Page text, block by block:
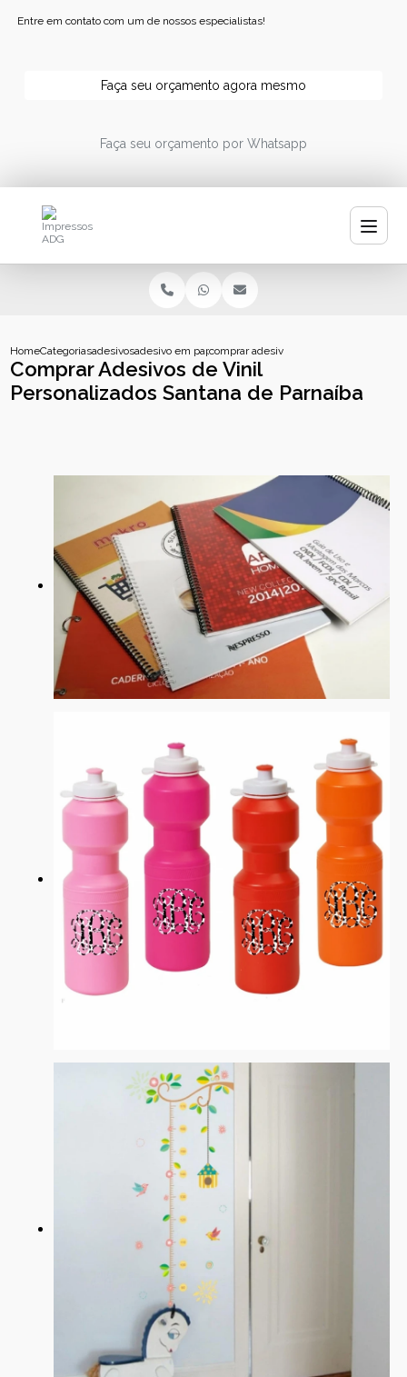
Entre em contato com um de nossos especialistas!
Faça seu orçamento agora mesmo
Faça seu orçamento por Whatsapp
HomeCategoriasadesivosadesivo em papelcomprar adesivos de vinil
Comprar Adesivos de Vinil
Personalizados Santana de Parnaíba